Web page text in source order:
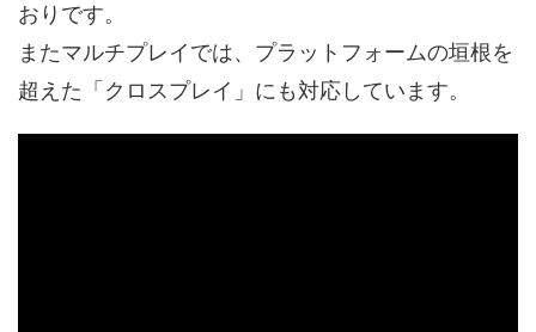
おりです。
またマルチプレイでは、プラットフォームの垣根を
超えた「クロスプレイ」にも対応しています。